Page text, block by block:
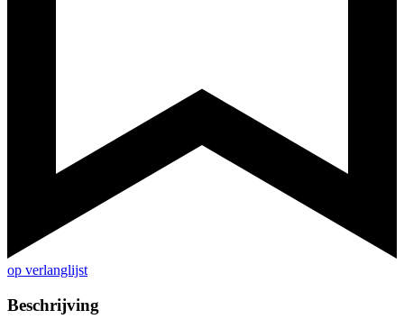
op verlanglijst
Beschrijving